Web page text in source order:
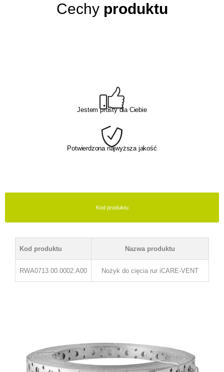
Cechy produktu
Jestem prosty dla Ciebie
Potwierdzona najwyższa jakość
Kod produktu
Kod produktu Nazwa produktu
RWA0713.00.0002.A00 Nożyk do cięcia rur iCARE-VENT